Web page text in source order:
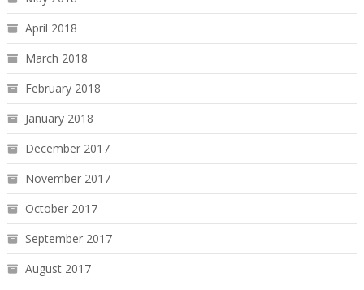
April 2018
March 2018
February 2018
January 2018
December 2017
November 2017
October 2017
September 2017
August 2017